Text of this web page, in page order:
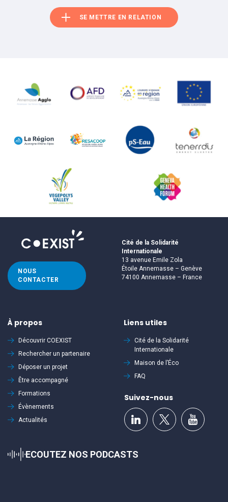
SE METTRE EN RELATION
NOUS
CONTACTER
Cité de la Solidarité
Internationale
13 avenue Emile Zola
Étoile Annemasse – Genève
74100 Annemasse – France
À propos
Découvrir COEXIST
Rechercher un partenaire
Déposer un projet
Être accompagné
Formations
Évènements
Actualités
Liens utiles
Cité de la Solidarité
Internationale
Maison de l’Éco
FAQ
Suivez-nous
ECOUTEZ NOS PODCASTS